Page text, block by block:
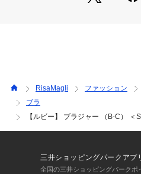
サイドボーンとダブルパッドで
デコルテラインにボリュームが
楽な着け心地と安定感やホールド
＜商品仕様＞
・ワイヤーあり
・サイドボーンあり（樹脂製）
RisaMagli ファッション
ブラ
【ルビー】 ブラジャー （B-C）
三井ショッピングパークアプ
全国の三井ショッピングパーク